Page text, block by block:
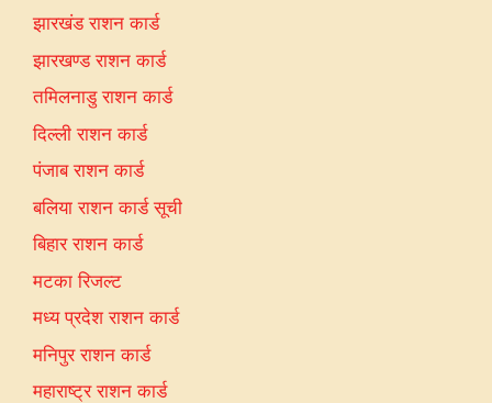
झारखंड राशन कार्ड
झारखण्ड राशन कार्ड
तमिलनाडु राशन कार्ड
दिल्ली राशन कार्ड
पंजाब राशन कार्ड
बलिया राशन कार्ड सूची
बिहार राशन कार्ड
मटका रिजल्ट
मध्य प्रदेश राशन कार्ड
मनिपुर राशन कार्ड
महाराष्ट्र राशन कार्ड